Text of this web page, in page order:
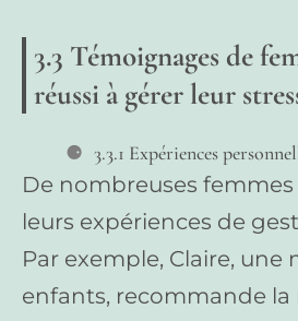
3.3 Témoignages de
réussi à gérer leur
3.3.1 Expériences
De nombreuses
leurs expériences de
Par exemple, Claire, une
enfants, recommande